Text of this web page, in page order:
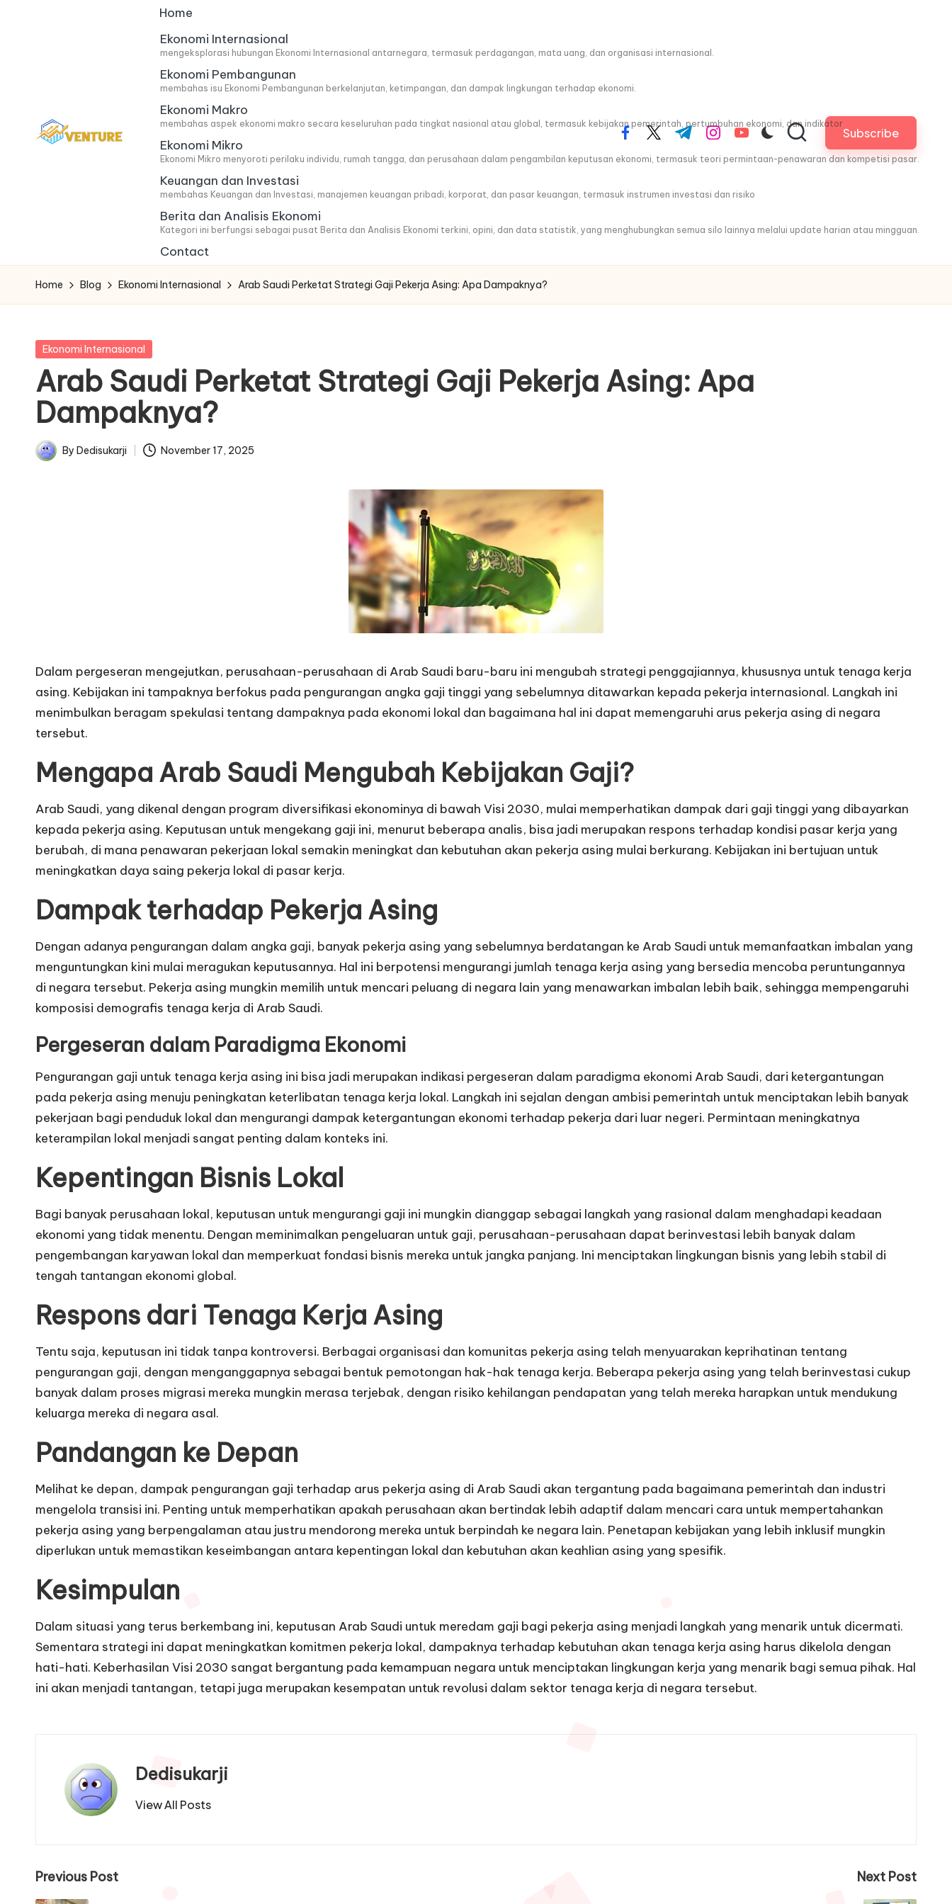
o
v
n
t
u
r
Home
Ekonomi Internasional
mengeksplorasi hubungan Ekonomi Internasional antarnegara, termasuk perdagangan, mata uang, dan organisasi internasional.
Ekonomi Pembangunan
membahas isu Ekonomi Pembangunan berkelanjutan, ketimpangan, dan dampak lingkungan terhadap ekonomi.
Ekonomi Makro
membahas aspek ekonomi makro secara keseluruhan pada tingkat nasional atau global, termasuk kebijakan pemerintah, pertumbuhan ekonomi, dan indikator
Ekonomi Mikro
Ekonomi Mikro menyoroti perilaku individu, rumah tangga, dan perusahaan dalam pengambilan keputusan ekonomi, termasuk teori permintaan-penawaran dan kompetisi pasar.
Keuangan dan Investasi
membahas Keuangan dan Investasi, manajemen keuangan pribadi, korporat, dan pasar keuangan, termasuk instrumen investasi dan risiko
Berita dan Analisis Ekonomi
Kategori ini berfungsi sebagai pusat Berita dan Analisis Ekonomi terkini, opini, dan data statistik, yang menghubungkan semua silo lainnya melalui update harian atau mingguan.
Contact
facebook.com
twitter.com
t.me instagram.com
youtube.com Subscribe
Home Blog Ekonomi Internasional Arab Saudi Perketat Strategi Gaji Pekerja Asing: Apa Dampaknya?
Posted
Ekonomi Internasional
Arab Saudi Perketat Strategi Gaji Pekerja Asing: Apa
Dampaknya?
Posted
By Dedisukarji November 17, 2025
Dalam pergeseran mengejutkan, perusahaan-perusahaan di Arab Saudi baru-baru ini mengubah strategi penggajiannya, khususnya untuk tenaga kerja
asing. Kebijakan ini tampaknya berfokus pada pengurangan angka gaji tinggi yang sebelumnya ditawarkan kepada pekerja internasional. Langkah ini
menimbulkan beragam spekulasi tentang dampaknya pada ekonomi lokal dan bagaimana hal ini dapat memengaruhi arus pekerja asing di negara
tersebut.
Mengapa Arab Saudi Mengubah Kebijakan Gaji?
Arab Saudi, yang dikenal dengan program diversifikasi ekonominya di bawah Visi 2030, mulai memperhatikan dampak dari gaji tinggi yang dibayarkan
kepada pekerja asing. Keputusan untuk mengekang gaji ini, menurut beberapa analis, bisa jadi merupakan respons terhadap kondisi pasar kerja yang
berubah, di mana penawaran pekerjaan lokal semakin meningkat dan kebutuhan akan pekerja asing mulai berkurang. Kebijakan ini bertujuan untuk
meningkatkan daya saing pekerja lokal di pasar kerja.
Dampak terhadap Pekerja Asing
Dengan adanya pengurangan dalam angka gaji, banyak pekerja asing yang sebelumnya berdatangan ke Arab Saudi untuk memanfaatkan imbalan yang
menguntungkan kini mulai meragukan keputusannya. Hal ini berpotensi mengurangi jumlah tenaga kerja asing yang bersedia mencoba peruntungannya
di negara tersebut. Pekerja asing mungkin memilih untuk mencari peluang di negara lain yang menawarkan imbalan lebih baik, sehingga mempengaruhi
komposisi demografis tenaga kerja di Arab Saudi.
Pergeseran dalam Paradigma Ekonomi
Pengurangan gaji untuk tenaga kerja asing ini bisa jadi merupakan indikasi pergeseran dalam paradigma ekonomi Arab Saudi, dari ketergantungan
pada pekerja asing menuju peningkatan keterlibatan tenaga kerja lokal. Langkah ini sejalan dengan ambisi pemerintah untuk menciptakan lebih banyak
pekerjaan bagi penduduk lokal dan mengurangi dampak ketergantungan ekonomi terhadap pekerja dari luar negeri. Permintaan meningkatnya
keterampilan lokal menjadi sangat penting dalam konteks ini.
Kepentingan Bisnis Lokal
Bagi banyak perusahaan lokal, keputusan untuk mengurangi gaji ini mungkin dianggap sebagai langkah yang rasional dalam menghadapi keadaan
ekonomi yang tidak menentu. Dengan meminimalkan pengeluaran untuk gaji, perusahaan-perusahaan dapat berinvestasi lebih banyak dalam
pengembangan karyawan lokal dan memperkuat fondasi bisnis mereka untuk jangka panjang. Ini menciptakan lingkungan bisnis yang lebih stabil di
tengah tantangan ekonomi global.
Respons dari Tenaga Kerja Asing
Tentu saja, keputusan ini tidak tanpa kontroversi. Berbagai organisasi dan komunitas pekerja asing telah menyuarakan keprihatinan tentang
pengurangan gaji, dengan menganggapnya sebagai bentuk pemotongan hak-hak tenaga kerja. Beberapa pekerja asing yang telah berinvestasi cukup
banyak dalam proses migrasi mereka mungkin merasa terjebak, dengan risiko kehilangan pendapatan yang telah mereka harapkan untuk mendukung
keluarga mereka di negara asal.
Pandangan ke Depan
Melihat ke depan, dampak pengurangan gaji terhadap arus pekerja asing di Arab Saudi akan tergantung pada bagaimana pemerintah dan industri
mengelola transisi ini. Penting untuk memperhatikan apakah perusahaan akan bertindak lebih adaptif dalam mencari cara untuk mempertahankan
pekerja asing yang berpengalaman atau justru mendorong mereka untuk berpindah ke negara lain. Penetapan kebijakan yang lebih inklusif mungkin
diperlukan untuk memastikan keseimbangan antara kepentingan lokal dan kebutuhan akan keahlian asing yang spesifik.
Kesimpulan
Dalam situasi yang terus berkembang ini, keputusan Arab Saudi untuk meredam gaji bagi pekerja asing menjadi langkah yang menarik untuk dicermati.
Sementara strategi ini dapat meningkatkan komitmen pekerja lokal, dampaknya terhadap kebutuhan akan tenaga kerja asing harus dikelola dengan
hati-hati. Keberhasilan Visi 2030 sangat bergantung pada kemampuan negara untuk menciptakan lingkungan kerja yang menarik bagi semua pihak. Hal
ini akan menjadi tantangan, tetapi juga merupakan kesempatan untuk revolusi dalam sektor tenaga kerja di negara tersebut.
Dedisukarji
View All Posts
Post
Previous Post Next Post